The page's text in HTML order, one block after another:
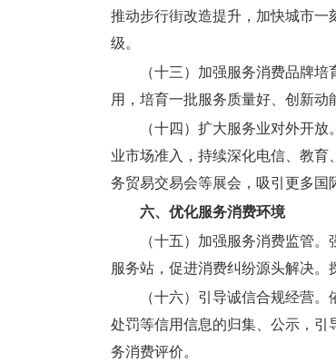
推动步行街改造提升，加快城市
级。
（十三）加强服务消费品牌培
用，培育一批服务质量好、创新动
（十四）扩大服务业对外开放。
业市场准入，持续深化电信、教
务贸易交易会等展会，吸引更多国
六、优化服务消费环境
（十五）加强服务消费监管。
服务站，促进消费纠纷源头解决。
（十六）引导诚信合规经营。
处罚等信用信息的归集、公示，引
务消费评价。